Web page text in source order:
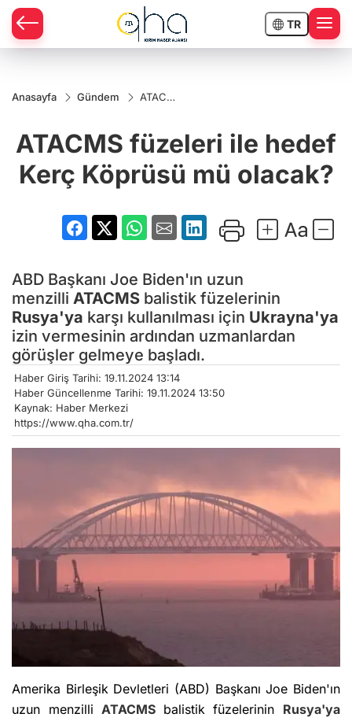
TR
Anasayfa Gündem
ATACMS
hedef
Kerç
mü
olacak?
ATACMS füzeleri ile hedef
Kerç Köprüsü mü olacak?
ABD Başkanı Joe Biden'ın uzun
menzilli ATACMS balistik füzelerinin
Rusya'ya karşı kullanılması için Ukrayna'ya
izin vermesinin ardından uzmanlardan
görüşler gelmeye başladı.
Haber Giriş Tarihi: 19.11.2024 13:14
Haber Güncellenme Tarihi: 19.11.2024 13:50
Kaynak: Haber Merkezi
https://www.qha.com.tr/
Amerika Birleşik Devletleri (ABD) Başkanı Joe Biden'ın
uzun menzilliATACMS balistik füzelerinin Rusya'ya